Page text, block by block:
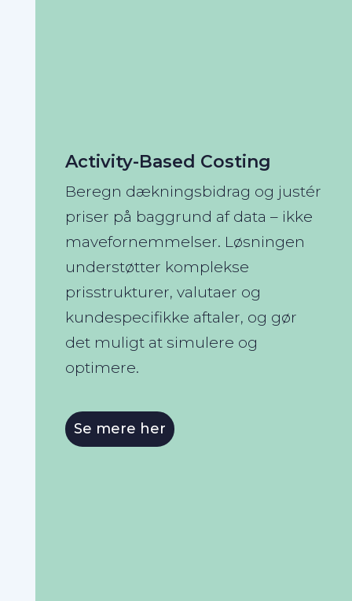
Activity-Based Costing
Beregn dækningsbidrag og justér
priser på baggrund af data – ikke
mavefornemmelser. Løsningen
understøtter komplekse
prisstrukturer, valutaer og
kundespecifikke aftaler, og gør
det muligt at simulere og
optimere.
Se mere her